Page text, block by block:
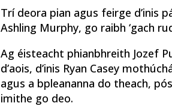
Trí deora pian agus feirge d’inis
Ashling Murphy, go raibh ‘gach
Ag éisteacht phianbhreith Jozef
d’aois, d’inis Ryan Casey
agus a bpleananna do theach,
imithe go deo.